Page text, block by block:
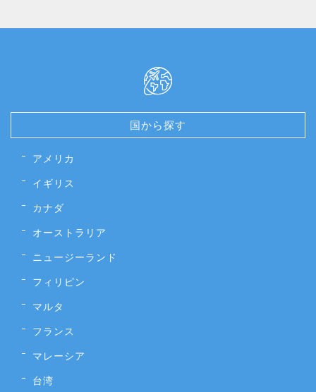
国から探す
アメリカ
イギリス
カナダ
オーストラリア
ニュージーランド
フィリピン
マルタ
フランス
マレーシア
台湾